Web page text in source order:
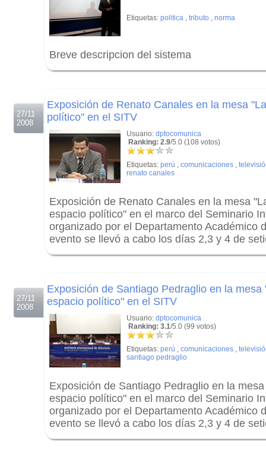
Etiquetas: politica , tributo , norma
Breve descripcion del sistema
27/11
2008
Exposición de Renato Canales en la mesa
político" en el SITV
Usuario: dptocomunica
Ranking: 2.9/5.0 (108 votos)
Etiquetas: perú , comunicaciones ,
renato canales
Exposición de Renato Canales en la mesa
espacio político" en el marco del Seminario
organizado por el Departamento Académico
evento se llevó a cabo los días 2,3 y 4 de
27/11
2008
Exposición de Santiago Pedraglio en la
espacio político" en el SITV
Usuario: dptocomunica
Ranking: 3.1/5.0 (99 votos)
Etiquetas: perú , comunicaciones ,
santiago pedraglio
Exposición de Santiago Pedraglio en la
espacio político" en el marco del Seminario
organizado por el Departamento Académico
evento se llevó a cabo los días 2,3 y 4 de